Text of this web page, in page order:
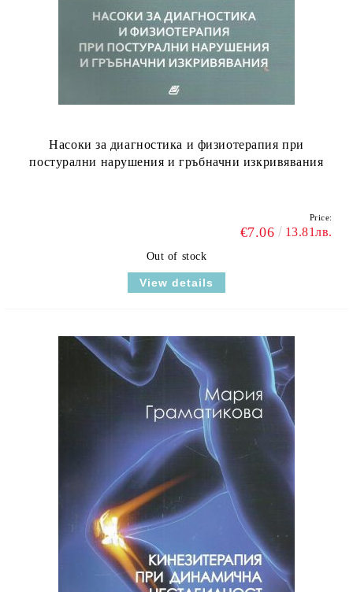
Насоки за диагностика и физиотерапия при
постурални нарушения и гръбначни изкривявания
Price:
€7.06 13.81лв.
Out of stock
View details